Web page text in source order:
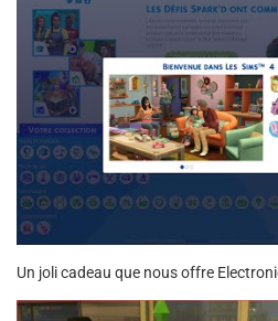
Un joli cadeau que nous offre